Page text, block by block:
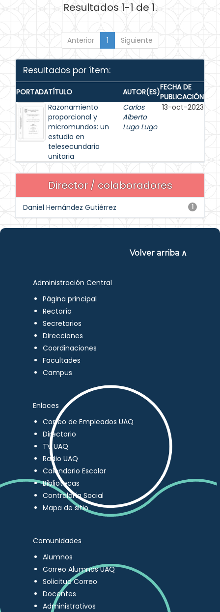
Resultados 1-1 de 1.
Anterior 1 Siguiente
Resultados por ítem:
PORTADATÍTULO AUTOR(ES)FECHA DE
PUBLICACIÓN
Razonamiento
proporcional y
micromundos: un
estudio en
telesecundaria
unitaria
Carlos
Alberto
Lugo Lugo
13-oct-2023
Director / colaboradores
1
Daniel Hernández Gutiérrez
Volver arriba ∧
Administración Central
Página principal
Rectoría
Secretarios
Direcciones
Coordinaciones
Facultades
Campus
Enlaces
Correo de Empleados UAQ
Directorio
TV UAQ
Radio UAQ
Calendario Escolar
Bibliotecas
Contraloría Social
Mapa de sitio
Comunidades
Alumnos
Correo Alumnos UAQ
Solicitud Correo
Docentes
Administrativos